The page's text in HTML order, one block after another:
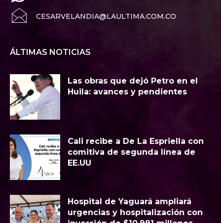
CESARVELANDIA@LAULTIMA.COM.CO
ÁLTIMAS NOTICIAS
Las obras que dejó Petro en el
Huila: avances y pendientes
Cali recibe a De La Espriella con
comitiva de segunda línea de
EE.UU
Hospital de Yaguará ampliará
urgencias y hospitalización con